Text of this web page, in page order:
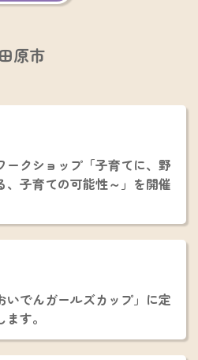
田原市
ークショップ「子育てに、野
、子育ての可能性～」を開催
いでんガールズカップ」に定
す。